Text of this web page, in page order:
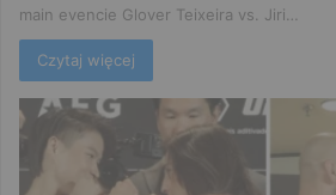
main evencie Glover Teixeira vs. Jiri…
Czytaj więcej